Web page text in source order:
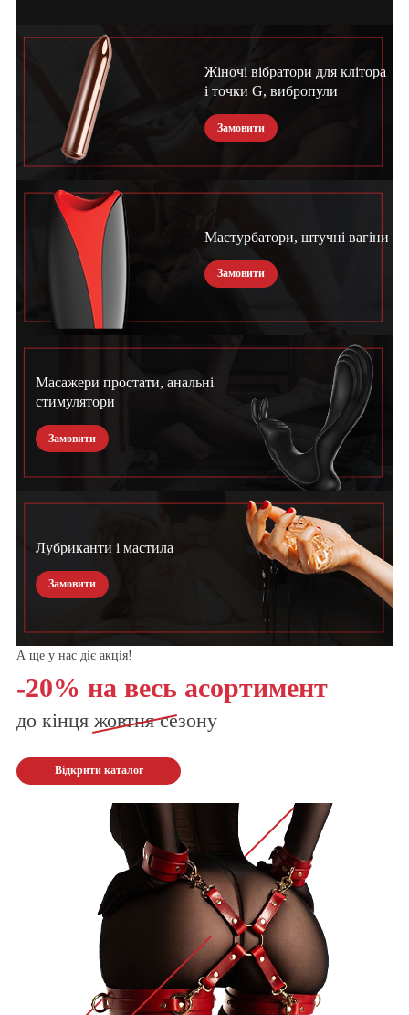
Жіночі вібратори для клітора
і точки G, вибропули
Замовити
Мастурбатори, штучні вагіни
Замовити
Масажери простати, анальні
стимулятори
Замовити
Лубриканти і мастила
Замовити
А ще у нас діє акція!
-20% на весь асортимент
до кінця жовтнясезону
Відкрити каталог